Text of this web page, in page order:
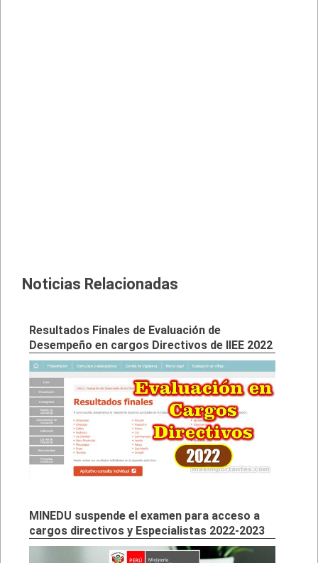
Noticias Relacionadas
Resultados Finales de Evaluación de
Desempeño en cargos Directivos de IIEE 2022
MINEDU suspende el examen para acceso a
cargos directivos y Especialistas 2022-2023